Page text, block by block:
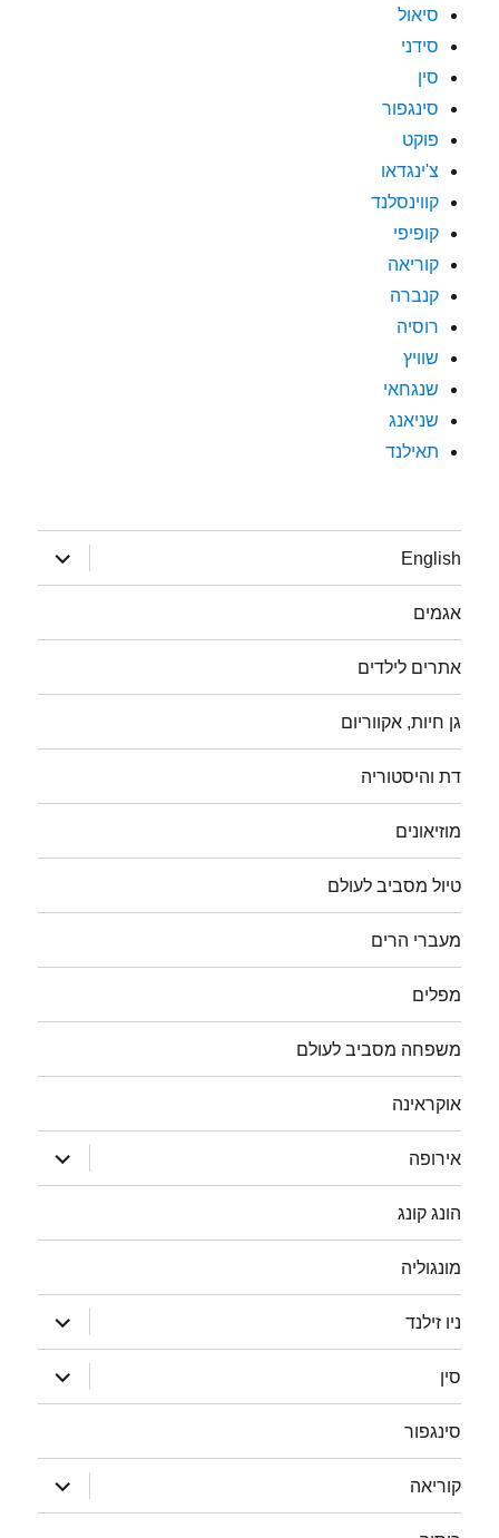
סיאול
סידני
סין
סינגפור
פוקט
צ'ינגדאו
קווינסלנד
קופיפי
קוריאה
קנברה
רוסיה
שוויץ
שנגחאי
שניאנג
תאילנד
English
הצג
תפריט
אגמים
אתרים לילדים
גן חיות, אקווריום
דת והיסטוריה
מוזיאונים
טיול מסביב לעולם
מעברי הרים
מפלים
משפחה מסביב לעולם
אוקראינה
אירופה
הצג
תפריט
הונג קונג
מונגוליה
ניו זילנד
הצג
תפריט
סין
הצג
תפריט
סינגפור
קוריאה
הצג
תפריט